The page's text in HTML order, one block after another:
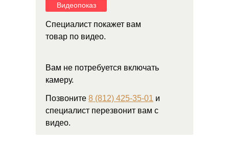
Видеопоказ
Специалист покажет вам
товар по видео.
Вам не потребуется включать
камеру.
Позвоните 8 (812) 425-35-01 и
специалист перезвонит вам с
видео.